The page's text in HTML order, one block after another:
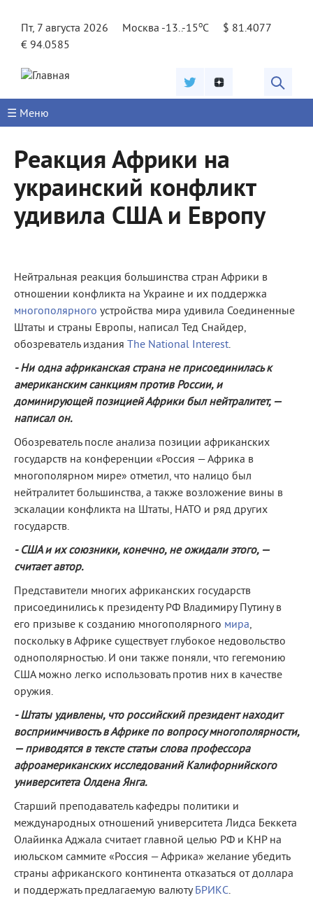
Пт, 7 августа 2026
Москва -13..-15oC
$ 81.4077
€ 94.0585
☰ Меню
Реакция Африки на
украинский конфликт
удивила США и Европу
Нейтральная реакция большинства стран Африки в
отношении конфликта на Украине и их поддержка
многополярного устройства мира удивила Соединенные
Штаты и страны Европы, написал Тед Снайдер,
обозреватель издания The National Interest.
- Ни одна африканская страна не присоединилась к
американским санкциям против России, и
доминирующей позицией Африки был нейтралитет, —
написал он.
Обозреватель после анализа позиции африканских
государств на конференции «Россия — Африка в
многополярном мире» отметил, что налицо был
нейтралитет большинства, а также возложение вины в
эскалации конфликта на Штаты, НАТО и ряд других
государств.
- США и их союзники, конечно, не ожидали этого, —
считает автор.
Представители многих африканских государств
присоединились к президенту РФ Владимиру Путину в
его призыве к созданию многополярного мира,
поскольку в Африке существует глубокое недовольство
однополярностью. И они также поняли, что гегемонию
США можно легко использовать против них в качестве
оружия.
- Штаты удивлены, что российский президент находит
восприимчивость в Африке по вопросу многополярности,
— приводятся в тексте статьи слова профессора
афроамериканских исследований Калифорнийского
университета Олдена Янга.
Старший преподаватель кафедры политики и
международных отношений университета Лидса Беккета
Олайинка Аджала считает главной целью РФ и КНР на
июльском саммите «Россия — Африка» желание убедить
страны африканского континента отказаться от доллара
и поддержать предлагаемую валютуБРИКС.